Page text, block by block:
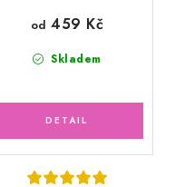
Skladem
od 459 Kč